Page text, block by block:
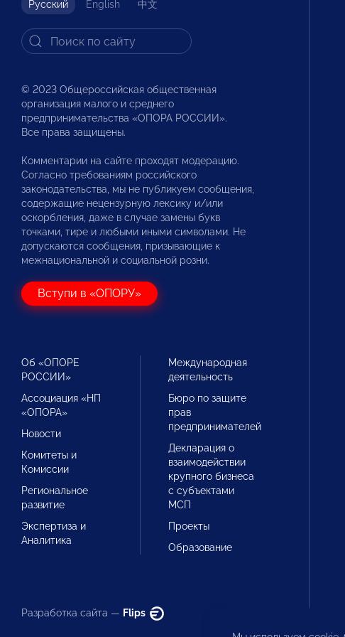
Русский English 中文
© 2023 Общероссийская общественная
организация малого и среднего
предпринимательства «ОПОРА РОССИИ».
Все права защищены.
Комментарии на сайте проходят модерацию.
Согласно требованиям российского
законодательства, мы не публикуем сообщения,
содержащие нецензурную лексику и/или
оскорбления, даже в случае замены букв
точками, тире и любыми иными символами. Не
допускаются сообщения, призывающие к
межнациональной и социальной розни.
Вступи в «ОПОРУ»
Об «ОПОРЕ
РОССИИ»
Ассоциация «НП
«ОПОРА»
Новости
Комитеты и
Комиссии
Региональное
развитие
Экспертиза и
Аналитика
Международная
деятельность
Бюро по защите
прав
предпринимателей
Декларация о
взаимодействии
крупного бизнеса
с субъектами
МСП
Проекты
Образование
Разработка сайта — Flips